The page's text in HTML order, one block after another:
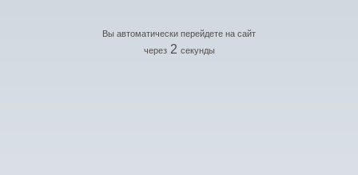
Вы автоматически перейдете на сайт
через 2 секунды